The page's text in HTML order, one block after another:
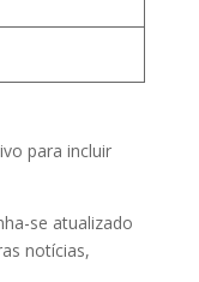
para incluir
se atualizado
notícias,